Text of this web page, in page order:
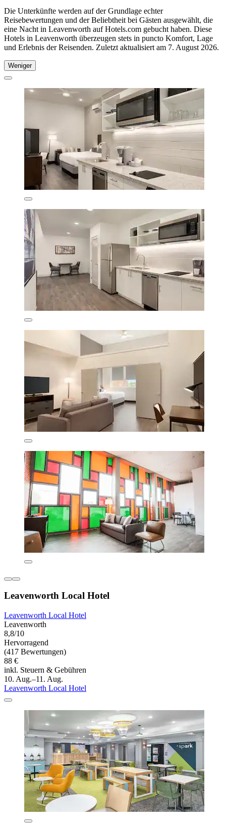
Die Unterkünfte werden auf der Grundlage echter
Reisebewertungen und der Beliebtheit bei Gästen ausgewählt, die
eine Nacht in Leavenworth auf Hotels.com gebucht haben. Diese
Hotels in Leavenworth überzeugen stets in puncto Komfort, Lage
und Erlebnis der Reisenden. Zuletzt aktualisiert am 7. August 2026.
Weniger
Leavenworth Local Hotel
Leavenworth Local Hotel
Leavenworth
8,8/10
Hervorragend
(417 Bewertungen)
88 €
inkl. Steuern & Gebühren
10. Aug.–11. Aug.
Leavenworth Local Hotel